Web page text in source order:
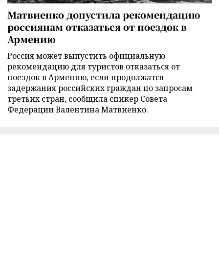
Матвиенко допустила рекомендацию
россиянам отказаться от поездок в
Армению
Россия может выпустить официальную
рекомендацию для туристов отказаться от
поездок в Армению, если продолжатся
задержания российских граждан по запросам
третьих стран, сообщила спикер Совета
Федерации Валентина Матвиенко.